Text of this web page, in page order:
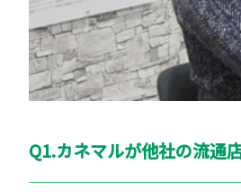
Q1.カネマルが他社の流通